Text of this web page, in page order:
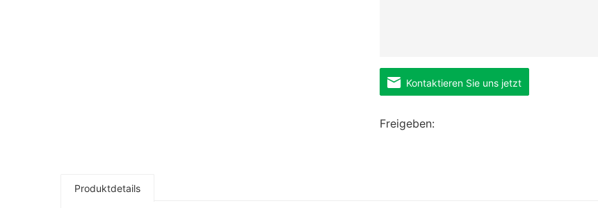
Kontaktieren Sie uns jetzt
Freigeben:
Produktdetails